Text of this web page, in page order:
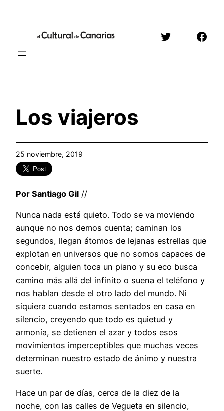
contenido
Twitter
Los viajeros
25 noviembre, 2019
Por Santiago Gil //
Nunca nada está quieto. Todo se va moviendo
aunque no nos demos cuenta; caminan los
segundos, llegan átomos de lejanas estrellas que
explotan en universos que no somos capaces de
concebir, alguien toca un piano y su eco busca
camino más allá del infinito o suena el teléfono y
nos hablan desde el otro lado del mundo. Ni
siquiera cuando estamos sentados en casa en
silencio, creyendo que todo es quietud y
armonía, se detienen el azar y todos esos
movimientos imperceptibles que muchas veces
determinan nuestro estado de ánimo y nuestra
suerte.
Hace un par de días, cerca de la diez de la
noche, con las calles de Vegueta en silencio,